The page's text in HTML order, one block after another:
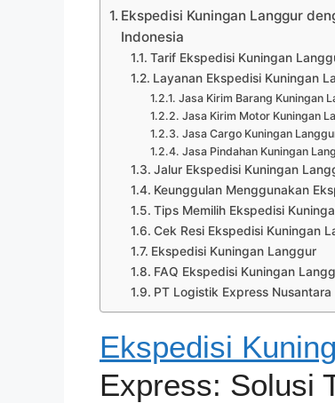
Ekspedisi Kuningan Langgur
Indonesia
Tarif Ekspedisi Kuningan
Layanan Ekspedisi Kuningan
Jasa Kirim Barang Kuningan
Jasa Kirim Motor Kuningan
Jasa Cargo Kuningan
Jasa Pindahan Kuningan
Jalur Ekspedisi Kuningan
Keunggulan Menggunakan
Tips Memilih Ekspedisi
Cek Resi Ekspedisi Kuningan
Ekspedisi Kuningan Langgur
FAQ Ekspedisi Kuningan
PT Logistik Express Nusantara
Ekspedisi
Express: Solusi